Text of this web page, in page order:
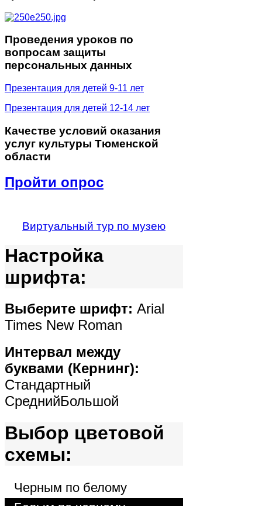
Проведения уроков по
вопросам защиты
персональных данных
Презентация для детей 9-11 лет
Презентация для детей 12-14 лет
Качестве условий оказания
услуг культуры Тюменской
области
Пройти опрос
Виртуальный тур по музею
Настройка
шрифта:
Выберите шрифт: Arial
Times New Roman
Интервал между
буквами (Кернинг):
Стандартный
СреднийБольшой
Выбор цветовой
схемы:
Черным по белому